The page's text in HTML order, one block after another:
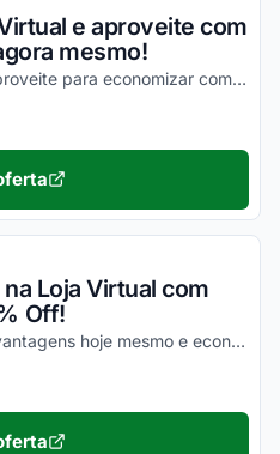
e aproveite com
mesmo!
Não fique de fora dessa e aproveite para economizar com facilidade nas suas compras!
Loja Virtual com
Off!
Aproveite com as melhores vantagens hoje mesmo e economize em todas as suas compras da melhor maneira possível!